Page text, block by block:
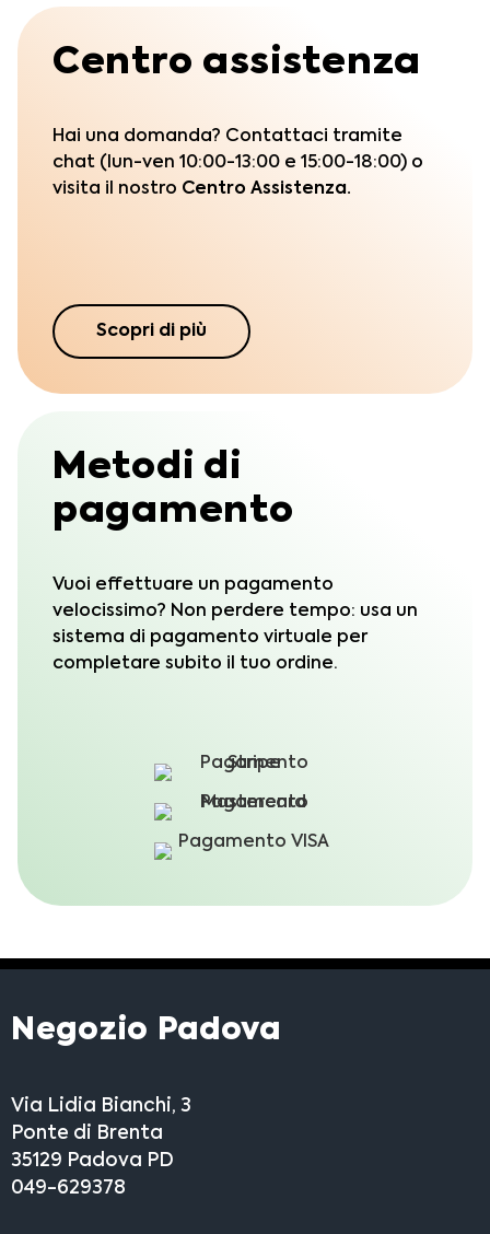
Centro assistenza
Hai una domanda? Contattaci tramite
chat (lun-ven 10:00-13:00 e 15:00-18:00) o
visita il nostro Centro Assistenza.
Scopri di più
Metodi di
pagamento
Vuoi effettuare un pagamento
velocissimo? Non perdere tempo: usa un
sistema di pagamento virtuale per
completare subito il tuo ordine.
Negozio Padova
Via Lidia Bianchi, 3
Ponte di Brenta
35129 Padova PD
049-629378